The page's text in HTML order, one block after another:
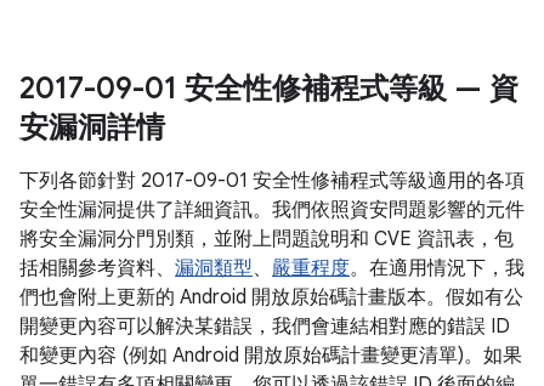
2017-09-01 安全性修補程式等級 — 資
安漏洞詳情
下列各節針對 2017-09-01 安全性修補程式等級適用的各項
安全性漏洞提供了詳細資訊。我們依照資安問題影響的元件
將安全漏洞分門別類，並附上問題說明和 CVE 資訊表，包
括相關參考資料、 漏洞類型、 嚴重程度。在適用情況下，我
們也會附上更新的 Android 開放原始碼計畫版本。假如有公
開變更內容可以解決某錯誤，我們會連結相對應的錯誤 ID
和變更內容 (例如 Android 開放原始碼計畫變更清單)。如果